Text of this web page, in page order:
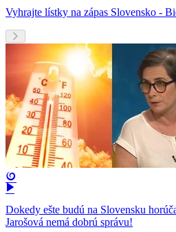
Vyhrajte lístky na zápas Slovensko -
Dokedy ešte budú na Slovensku
Jarošová nemá dobrú správu!